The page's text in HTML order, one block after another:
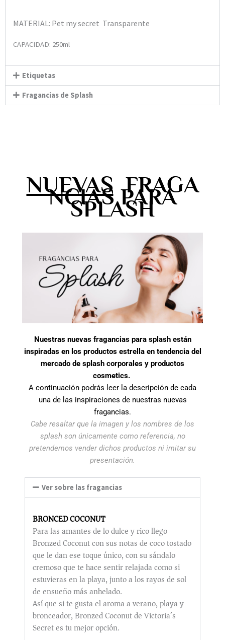
MATERIAL: Pet my secret Transparente
CAPACIDAD: 250ml
Etiquetas
Fragancias de Splash
NUEVAS FRAGA
NCIAS PARA
SPLASH
Nuestrasnuevas fragancias para splash están
inspiradas en los productos estrella en tendencia del
mercado de splash corporales y productos
cosmetics.
A continuación podrás leer la descripción de cada
una de las inspiraciones de nuestras nuevas
fragancias.
Cabe resaltar que la imagen y los nombres de los
splash son únicamente como referencia, no
pretendemos vender dichos productos ni imitar su
presentación.
Ver sobre las fragancias
BRONCED COCONUT
Para las amantes de lo dulce y rico llego
Bronzed Coconut con sus notas de coco tostado
que le dan ese toque único, con su sándalo
cremoso que te hace sentir relajada como si
estuvieras en la playa, junto a los rayos de sol
de ensueño más anhelado.
Así que si te gusta el aroma a verano, playa y
bronceador, Bronzed Coconut de Victoria´s
Secret es tu mejor opción.